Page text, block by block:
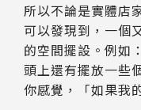
所以不論是實體店
可以發現到，一個
的空間擺設。例如
頭上還有擺放一些
你感覺，「如果我